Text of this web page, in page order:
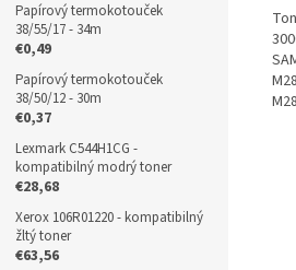
Papírový termokotouček
38/55/17 - 34m
€0,49
Papírový termokotouček
38/50/12 - 30m
€0,37
Lexmark C544H1CG -
kompatibilný modrý toner
€28,68
Xerox 106R01220 - kompatibilný
žltý toner
€63,56